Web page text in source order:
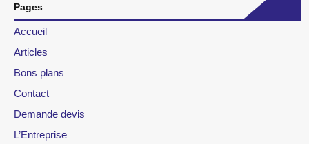
Pages
Accueil
Articles
Bons plans
Contact
Demande devis
L’Entreprise